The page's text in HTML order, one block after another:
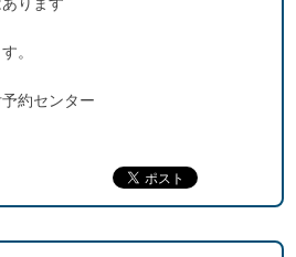
。
約センター